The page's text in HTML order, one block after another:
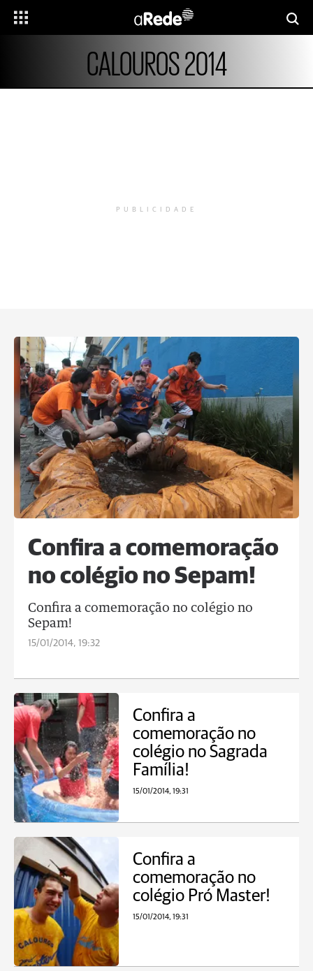
CALOUROS 2014
PUBLICIDADE
Confira a comemoração
no colégio no Sepam!
Confira a comemoração no colégio no
Sepam!
15/01/2014, 19:32
Confira a
comemoração no
colégio no Sagrada
Família!
15/01/2014, 19:31
Confira a
comemoração no
colégio Pró Master!
15/01/2014, 19:31